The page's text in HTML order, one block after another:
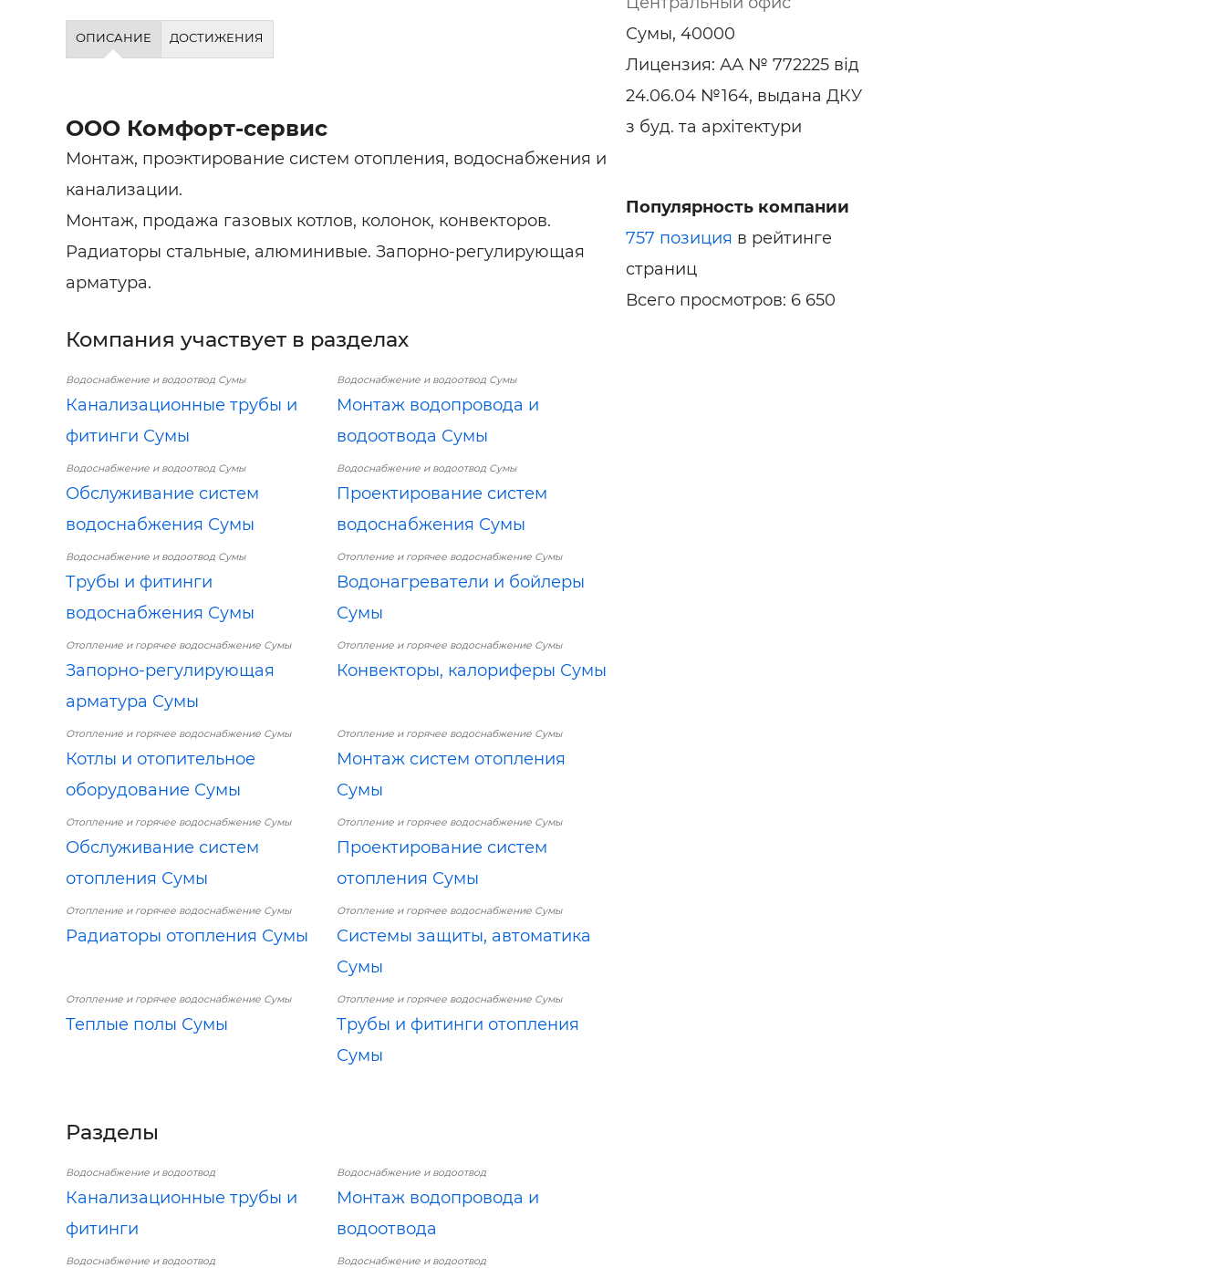
ОПИСАНИЕ ДОСТИЖЕНИЯ
ООО Комфорт-сервис
Монтаж, проэктирование систем отопления, водоснабжения и
канализации.
Монтаж, продажа газовых котлов, колонок, конвекторов.
Радиаторы стальные, алюминивые. Запорно-регулирующая
арматура.
Компания участвует в разделах
Водоснабжение и водоотвод Сумы
Канализационные трубы и
фитинги Сумы
Водоснабжение и водоотвод Сумы
Монтаж водопровода и
водоотвода Сумы
Водоснабжение и водоотвод Сумы
Обслуживание систем
водоснабжения Сумы
Водоснабжение и водоотвод Сумы
Проектирование систем
водоснабжения Сумы
Водоснабжение и водоотвод Сумы
Трубы и фитинги
водоснабжения Сумы
Отопление и горячее водоснабжение Сумы
Водонагреватели и бойлеры
Сумы
Отопление и горячее водоснабжение Сумы
Запорно-регулирующая
арматура Сумы
Отопление и горячее водоснабжение Сумы
Конвекторы, калориферы Сумы
Отопление и горячее водоснабжение Сумы
Котлы и отопительное
оборудование Сумы
Отопление и горячее водоснабжение Сумы
Монтаж систем отопления
Сумы
Отопление и горячее водоснабжение Сумы
Обслуживание систем
отопления Сумы
Отопление и горячее водоснабжение Сумы
Проектирование систем
отопления Сумы
Отопление и горячее водоснабжение Сумы
Радиаторы отопления Сумы
Отопление и горячее водоснабжение Сумы
Системы защиты, автоматика
Сумы
Отопление и горячее водоснабжение Сумы
Теплые полы Сумы
Отопление и горячее водоснабжение Сумы
Трубы и фитинги отопления
Сумы
Разделы
Водоснабжение и водоотвод
Канализационные трубы и
фитинги
Водоснабжение и водоотвод
Монтаж водопровода и
водоотвода
Водоснабжение и водоотвод Водоснабжение и водоотвод
Сумы, 40000
Лицензия: АА № 772225 від
24.06.04 №164, выдана ДКУ
з буд. та архітектури
Популярность компании
757 позиция в рейтинге
страниц
Всего просмотров: 6 650